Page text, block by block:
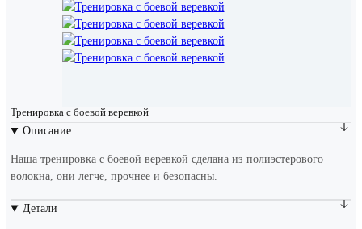
Тренировка с боевой веревкой
Описание
Наша тренировка с боевой веревкой сделана из полиэстерового
волокна, они легче, прочнее и безопасны.
Детали